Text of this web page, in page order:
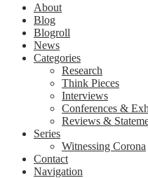
About
Blog
Blogroll
News
Categories
Research
Think Pieces
Interviews
Conferences &
Reviews &
Series
Witnessing Corona
Contact
Navigation